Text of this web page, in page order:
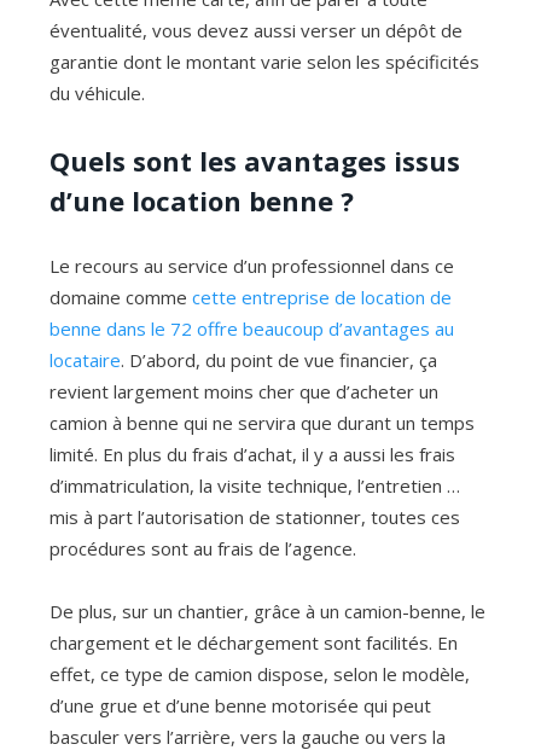
éventualité, vous devez aussi verser un dépôt de
garantie dont le montant varie selon les spécificités
du véhicule.
Quels sont les avantages issus
d’une location benne ?
Le recours au service d’un professionnel dans ce
domaine comme cette entreprise de location de
benne dans le 72 offre beaucoup d’avantages au
locataire. D’abord, du point de vue financier, ça
revient largement moins cher que d’acheter un
camion à benne qui ne servira que durant un temps
limité. En plus du frais d’achat, il y a aussi les frais
d’immatriculation, la visite technique, l’entretien …
mis à part l’autorisation de stationner, toutes ces
procédures sont au frais de l’agence.
De plus, sur un chantier, grâce à un camion-benne, le
chargement et le déchargement sont facilités. En
effet, ce type de camion dispose, selon le modèle,
d’une grue et d’une benne motorisée qui peut
basculer vers l’arrière, vers la gauche ou vers la